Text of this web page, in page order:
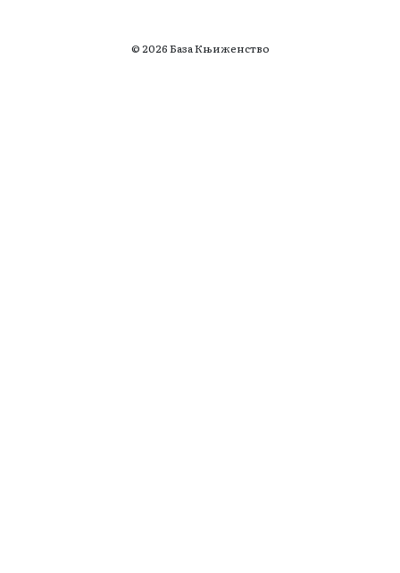
© 2026 База Књиженство